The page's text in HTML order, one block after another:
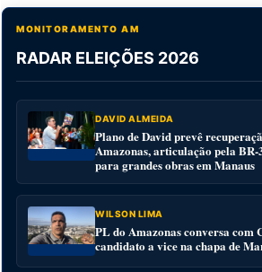
MONITORAMENTO AM
RADAR ELEIÇÕES 2026
DAVID ALMEIDA
Plano de David prevê
Amazonas, articulação pela
para grandes obras em Manaus
WILSON LIMA
PL do Amazonas conversa com
candidato a vice na chapa de